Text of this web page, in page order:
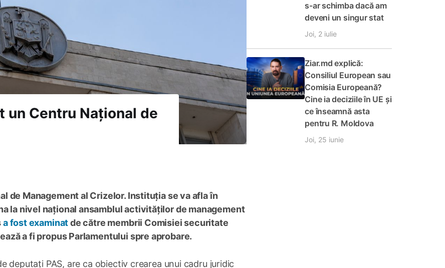
un Centru Național de
de Management al Crizelor. Instituția se va afla în
la nivel național ansamblul activităților de management
a fost examinatde către membrii Comisiei securitate
a fi propus Parlamentului spre aprobare.
deputați PAS, are ca obiectiv crearea unui cadru juridic
s-ar schimba dacă am
deveni un singur stat
Joi, 2 iulie
Ziar.md explică:
Consiliul European sau
Comisia Europeană?
Cine ia deciziile în UE și
ce înseamnă asta
pentru R. Moldova
Joi, 25 iunie